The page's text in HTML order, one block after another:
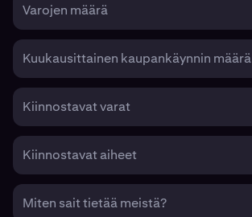
Varojen määrä
Kuukausittainen kaupankäynnin määrä
Kiinnostavat varat
Kiinnostavat aiheet
Miten sait tietää meistä?